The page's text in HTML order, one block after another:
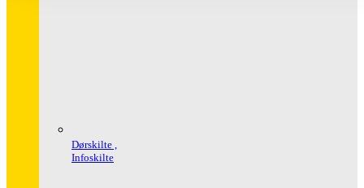
Dørskilte ,
Infoskilte